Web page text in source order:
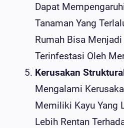
Dapat
Tanaman Yang
Rumah Bisa
Terinfestasi Oleh
Kerusakan
Mengalami
Memiliki Kayu Yang
Lebih Rentan